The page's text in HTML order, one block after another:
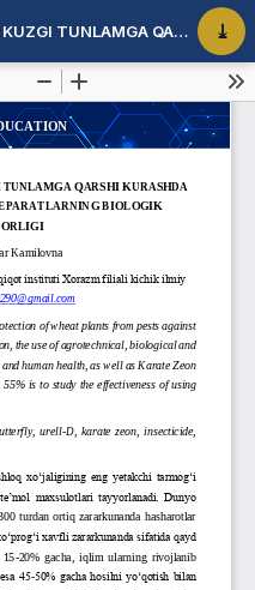
BUG’DOYDA UCHRAYDIGAN KUZGI TUNLAMGA QARSHI KURASHDA QO‘LLANILGAN KIMYOVIY PREPARATLARNING BIOLOGIK SAMARADORLIGI